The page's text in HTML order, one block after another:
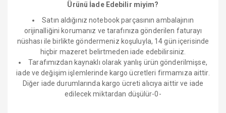
Ürünü İade Edebilir miyim?
Satın aldığınız notebook parçasının ambalajının
orijinalliğini korumanız ve tarafınıza gönderilen faturayı
nüshası ile birlikte göndermeniz koşuluyla, 14 gün içerisinde
hiçbir mazeret belirtmeden iade edebilirsiniz.
Tarafımızdan kaynaklı olarak yanlış ürün gönderilmişse,
iade ve değişim işlemlerinde kargo ücretleri firmamıza aittir.
Diğer iade durumlarında kargo ücreti alıcıya aittir ve iade
edilecek miktardan düşülür-0-